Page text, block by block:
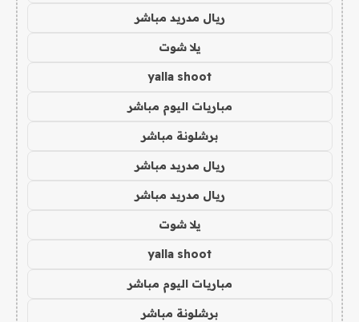
ريال مدريد مباشر
يلا شوت
yalla shoot
مباريات اليوم مباشر
برشلونة مباشر
ريال مدريد مباشر
ريال مدريد مباشر
يلا شوت
yalla shoot
مباريات اليوم مباشر
برشلونة مباشر